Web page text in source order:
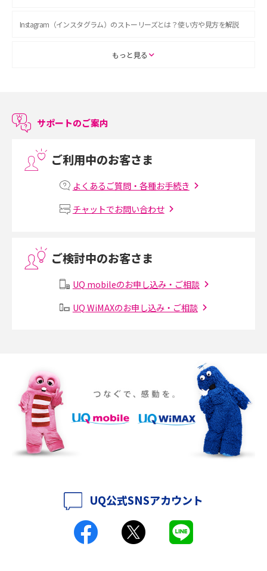
Instagram（インスタグラム）のストーリーズとは？使い方や見方を解説
ASMRとは？初心者向けの代表ジャンルや楽しみ方を解説
LINEで友だちを削除する方法は？方法ごとの影響や復活・復元する方法も
プリペイドSIMとは？種類やメリット・デメリット、利用までの流れを解説
Threads（スレッズ）とは？主な機能や登録方法、投稿の仕方を解説
Instagram（インスタグラム）でスクショするとバレる？バレるケースや撮
iPhone 16eとiPhone SE（第3世代）の違いは？サイズやスペックを比較し
て解説
iPhone 16eとiPhone 14を徹底比較！スペック・機能の違いをわかりやすく
紹介
iPhone 16とiPhone 15の違いは？カメラ・スペック・機能を徹底比較
iPhoneの機種変更のやり方は？事前準備・手順やデータ移行方法をわかり
もっと見る
サポートのご案内
ご利用中のお客さま
よくあるご質問・各種お手続き
チャットでお問い合わせ
ご検討中のお客さま
UQ mobileのお申し込み・ご相談
UQ WiMAXのお申し込み・ご相談
UQ公式SNSアカウント